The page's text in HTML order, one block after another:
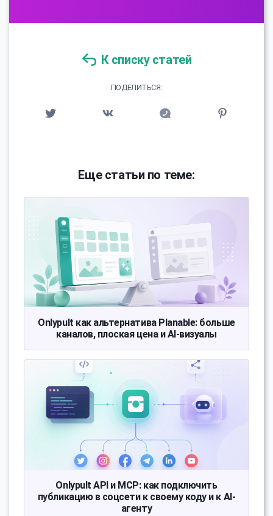
К списку статей
ПОДЕЛИТЬСЯ:
Еще статьи по теме:
Onlypult как альтернатива Planable: больше
каналов, плоская цена и AI-визуалы
Onlypult API и MCP: как подключить
публикацию в соцсети к своему коду и к AI-
агенту